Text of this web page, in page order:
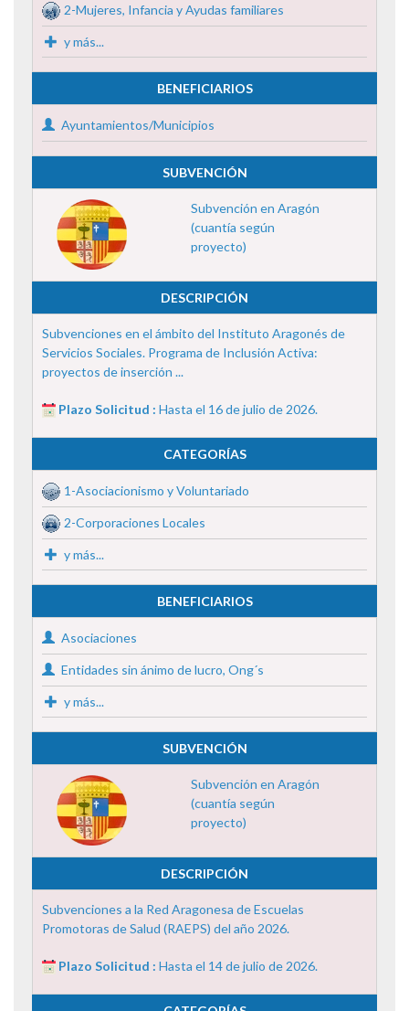
2-Mujeres, Infancia y Ayudas familiares
y más...
BENEFICIARIOS
Ayuntamientos/Municipios
SUBVENCIÓN
Subvención en Aragón
(cuantía según
proyecto)
DESCRIPCIÓN
Subvenciones en el ámbito del Instituto Aragonés de
Servicios Sociales. Programa de Inclusión Activa:
proyectos de inserción ...
Plazo Solicitud : Hasta el 16 de julio de 2026.
CATEGORÍAS
1-Asociacionismo y Voluntariado
2-Corporaciones Locales
y más...
BENEFICIARIOS
Asociaciones
Entidades sin ánimo de lucro, Ong´s
y más...
SUBVENCIÓN
Subvención en Aragón
(cuantía según
proyecto)
DESCRIPCIÓN
Subvenciones a la Red Aragonesa de Escuelas
Promotoras de Salud (RAEPS) del año 2026.
Plazo Solicitud : Hasta el 14 de julio de 2026.